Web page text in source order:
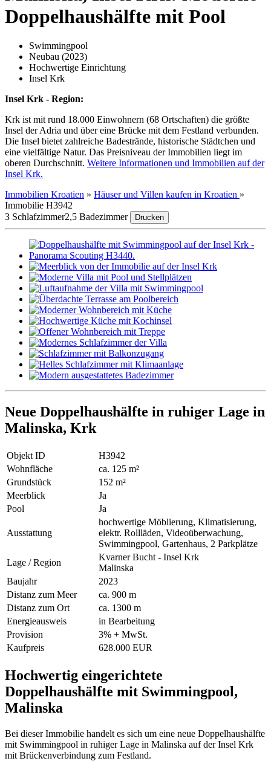
Doppelhaushälfte mit Pool
Swimmingpool
Neubau (2023)
Hochwertige Einrichtung
Insel Krk
Insel Krk - Region:
Krk ist mit rund 18.000 Einwohnern (68 Ortschaften) die größte
Insel der Adria und über eine Brücke mit dem Festland verbunden.
Die Insel bietet zahlreiche Badestrände, historische Städtchen und
eine vielfältige Natur. Das Preisniveau der Immobilien liegt im
oberen Durchschnitt. Weitere Informationen und Immobilien auf der
Insel Krk.
Immobilien Kroatien » Häuser und Villen kaufen in Kroatien »
Immobilie H3942
3 Schlafzimmer2,5 Badezimmer Drucken
Neue Doppelhaushälfte in ruhiger Lage in
Malinska, Krk
Objekt ID
H3942
Wohnfläche
ca. 125 m²
Grundstück
152 m²
Meerblick
Ja
Pool
Ja
Ausstattung
hochwertige Möblierung, Klimatisierung,
elektr. Rollläden, Videoüberwachung,
Swimmingpool, Gartenhaus, 2 Parkplätze
Lage / Region
Kvarner Bucht - Insel Krk
Malinska
Baujahr
2023
Distanz zum Meer
ca. 900 m
Distanz zum Ort
ca. 1300 m
Energieausweis
in Bearbeitung
Provision
3% + MwSt.
Kaufpreis
628.000 EUR
Hochwertig eingerichtete
Doppelhaushälfte mit Swimmingpool,
Malinska
Bei dieser Immobilie handelt es sich um eine neue Doppelhaushälfte
mit Swimmingpool in ruhiger Lage in Malinska auf der Insel Krk
mit Brückenverbindung zum Festland.